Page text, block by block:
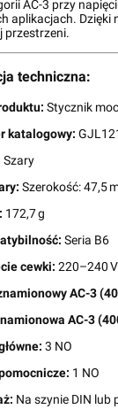
AC-3 przy
aplikacjach. Dzięki
przestrzeni.
techniczna:
Stycznik
katalogowy:
Szary
Szerokość: 47,5
172,7 g
Seria B6
cewki: 220–240
AC-3
AC-3
3 NO
1 NO
Na szynie DIN lub